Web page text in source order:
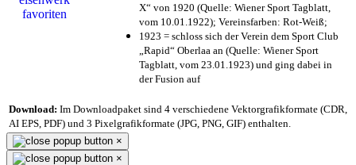
X“ von 1920 (Quelle: Wiener Sport Tagblatt,
vom 10.01.1922); Vereinsfarben: Rot-Weiß;
1923 = schloss sich der Verein dem Sport Club
„Rapid“ Oberlaa an (Quelle: Wiener Sport
Tagblatt, vom 23.01.1923) und ging dabei in
der Fusion auf
Download: Im Downloadpaket sind 4 verschiedene Vektorgrafikformate (CDR,
AI EPS, PDF) und 3 Pixelgrafikformate (JPG, PNG, GIF) enthalten.
×
×